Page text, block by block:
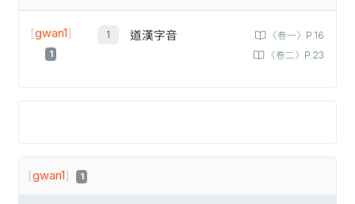
[gwan1]
1
道漢字音
〈卷一〉P.16
〈卷二〉P.23
[gwan1] 1